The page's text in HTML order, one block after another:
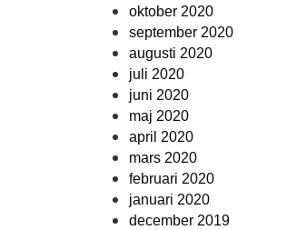
oktober 2020
september 2020
augusti 2020
juli 2020
juni 2020
maj 2020
april 2020
mars 2020
februari 2020
januari 2020
december 2019